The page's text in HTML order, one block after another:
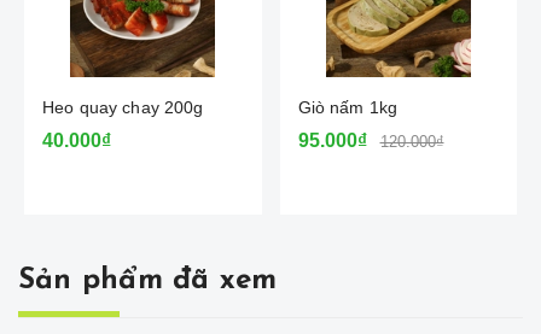
Heo quay chay 200g
40.000₫
Giò nấm 1kg
95.000₫ 120.000₫
Sản phẩm đã xem